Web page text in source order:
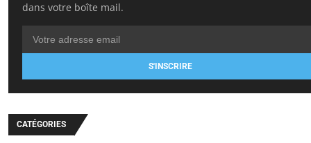
dans votre boîte mail.
S'INSCRIRE
CATÉGORIES